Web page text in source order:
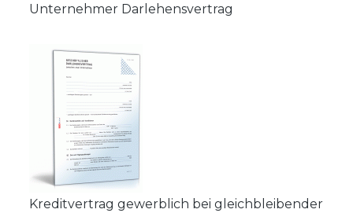
Unternehmer Darlehensvertrag
Kreditvertrag gewerblich bei gleichbleibender